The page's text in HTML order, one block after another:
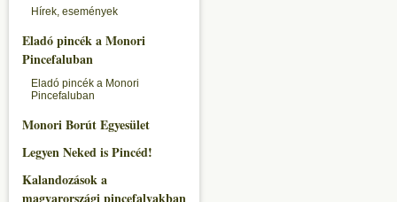
Hírek, események
Eladó pincék a Monori
Pincefaluban
Eladó pincék a Monori
Pincefaluban
Monori Borút Egyesület
Legyen Neked is Pincéd!
Kalandozások a
magyarországi pincefalvakban